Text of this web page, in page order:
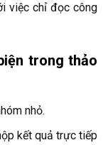
việc chỉ đọc công
trong thảo
nhỏ.
kết quả trực tiếp